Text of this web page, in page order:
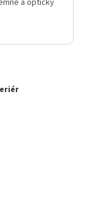
a opticky